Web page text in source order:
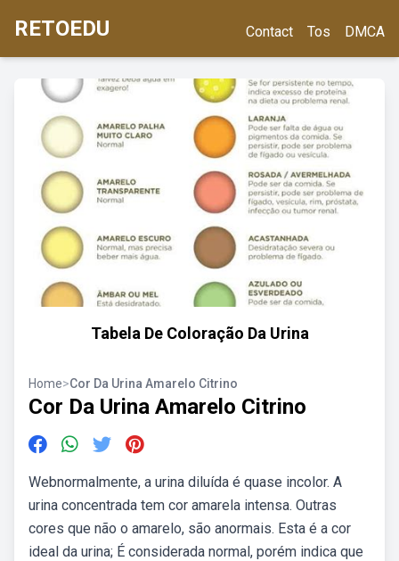
RETOEDU Contact Tos DMCA
Tabela De Coloração Da Urina
Home>Cor Da Urina Amarelo Citrino
Cor Da Urina Amarelo Citrino
Webnormalmente, a urina diluída é quase incolor. A
urina concentrada tem cor amarela intensa. Outras
cores que não o amarelo, são anormais. Esta é a cor
ideal da urina; É considerada normal, porém indica que